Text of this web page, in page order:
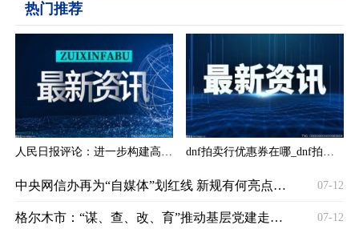
热门推荐
人民日报评论：进一步构建高质量充电基础设施体系 dnf拍卖行优惠券在哪_dnf拍卖行优惠券减少多少手续费
中央网信办再为“自媒体”划红线 新规有何亮点？专家解读来了 07-12
格尔木市：“谋、查、改、育”推动基层党建走深走实 07-12